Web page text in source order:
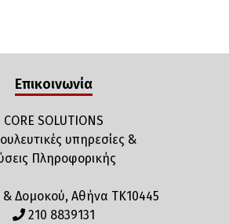
Επικοινωνία
CORE SOLUTIONS
υπηρεσίες &
Πληροφορικής
& Δομοκού, Αθήνα ΤΚ10445
210 8839131